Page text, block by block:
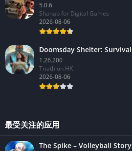
5.0.6
Shanab for Digital Games
2026-08-06
Doomsday Shelter: Survival
1.26.200
Triathlon HK
2026-08-06
最受关注的应用
The Spike – Volleyball Story